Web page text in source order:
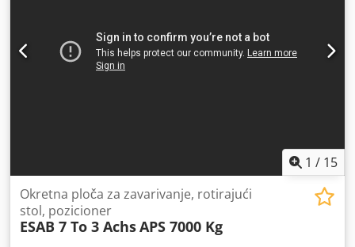
1700 mm Brzina od 0,05 do cca 0,6 okr/min (od 0,05 do 1,2
okr/min moguće)
1 / 15
Okretna ploča za zavarivanje, rotirajući
stol, pozicioner
ESAB 7 To 3 AchsAPS 7000 Kg